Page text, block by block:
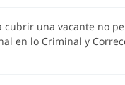
cubrir una vacante no
en lo Criminal y